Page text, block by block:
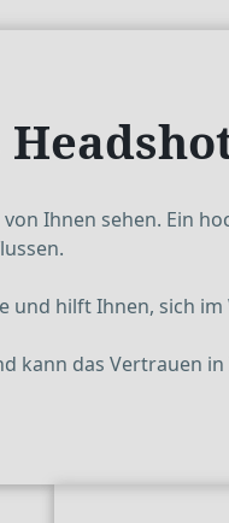
Ihnen sehen. Ein
hilft Ihnen, sich
kann das Vertrauen